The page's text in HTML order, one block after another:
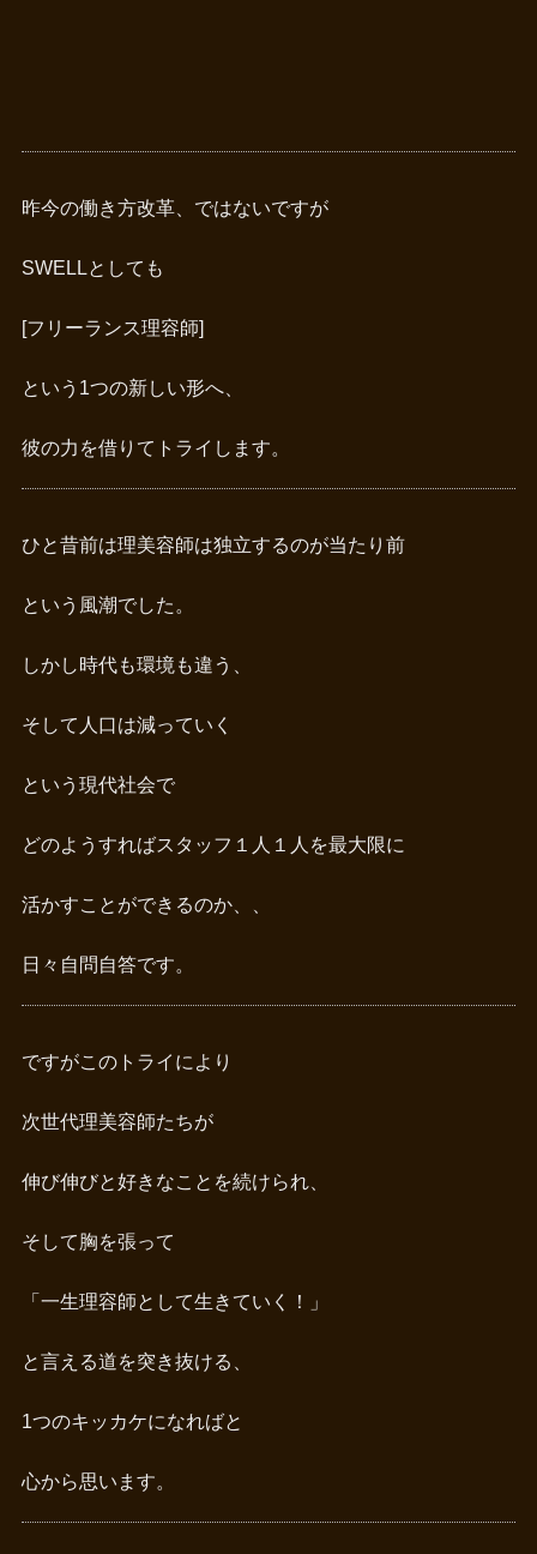
昨今の働き方改革、ではないですが
SWELLとしても
[フリーランス理容師]
という1つの新しい形へ、
彼の力を借りてトライします。
ひと昔前は理美容師は独立するのが当たり前
という風潮でした。
しかし時代も環境も違う、
そして人口は減っていく
という現代社会で
どのようすればスタッフ１人１人を最大限に
活かすことができるのか、、
日々自問自答です。
ですがこのトライにより
次世代理美容師たちが
伸び伸びと好きなことを続けられ、
そして胸を張って
「一生理容師として生きていく！」
と言える道を突き抜ける、
1つのキッカケになればと
心から思います。